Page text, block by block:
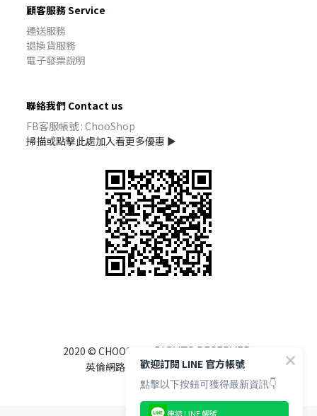
顧客服務 Service
運送服務
退換貨服務
電子發票說明
聯絡我們 Contact us
FB客服帳號 : ChooShop
掃描或點擊此處加入看更多優惠 ►
2020 © CHOOSHOP RIGHTS RESERVED.
英倫網路行銷有限公司 85122525
歡迎訂閱 LINE 官方帳號
點擊以下按鈕可獲得最新資訊👇
連結 LINE 帳號